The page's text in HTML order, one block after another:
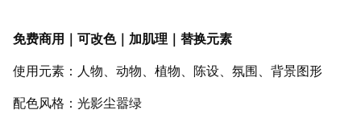
免费商用｜可改色｜加肌理｜替换元素
使用元素：人物、动物、植物、陈设、氛围、背景图形
配色风格：光影尘嚣绿